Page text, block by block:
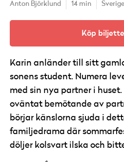
Anton Björklund 14 min Sverige
Köp
Karin anländer till sitt
sonens student. Numera
med sin nya partner i
oväntat bemötande av
börjar känslorna sjuda i
familjedrama där
döljer kolsvart ilska och